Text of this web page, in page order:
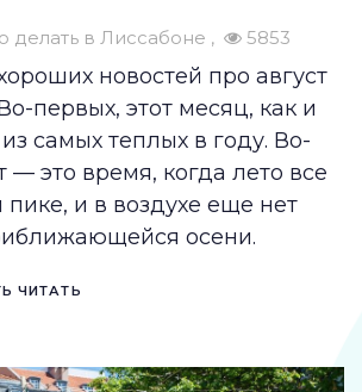
делать в Лиссабоне 5853
новостей про август
первых, этот месяц, как и
самых теплых в году. Во-
— это время, когда лето все
и в воздухе еще нет
осени.
ЧИТАТЬ